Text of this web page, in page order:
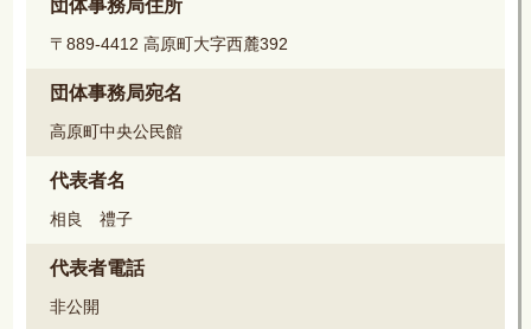
団体事務局住所
〒889-4412 高原町大字西麓392
団体事務局宛名
高原町中央公民館
代表者名
相良 禮子
代表者電話
非公開